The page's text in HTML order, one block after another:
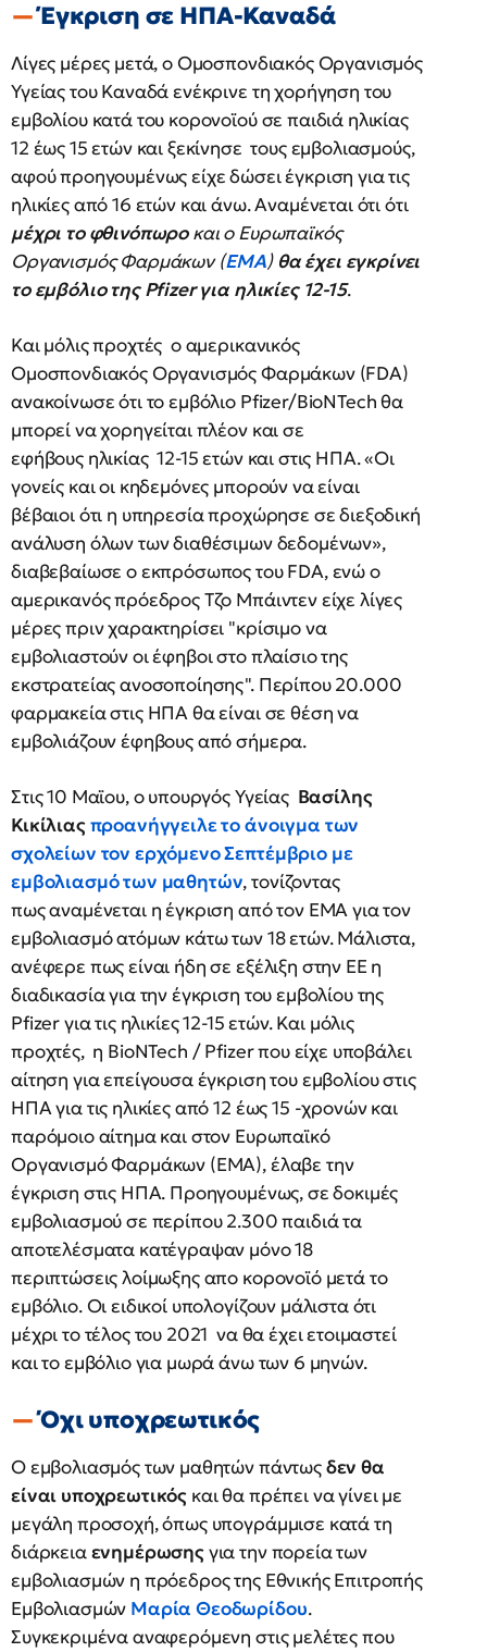
Έγκριση σε ΗΠΑ-Καναδά
Λίγες μέρες μετά, ο Ομοσπονδιακός Οργανισμός
Υγείας του Καναδά ενέκρινε τη χορήγηση του
εμβολίου κατά του κορονοϊού σε παιδιά ηλικίας
12 έως 15 ετών και ξεκίνησε τους εμβολιασμούς,
αφού προηγουμένως είχε δώσει έγκριση για τις
ηλικίες από 16 ετών και άνω. Αναμένεται ότι ότι
μέχρι το φθινόπωροκαι ο Ευρωπαϊκός
Οργανισμός Φαρμάκων (EMA) θα έχει εγκρίνει
το εμβόλιο της Pfizer για ηλικίες 12-15.
Και μόλις προχτές ο αμερικανικός
Ομοσπονδιακός Οργανισμός Φαρμάκων (FDA)
ανακοίνωσε ότι το εμβόλιο Pfizer/BioNTech θα
μπορεί να χορηγείται πλέον και σε
εφήβους ηλικίας 12-15 ετών και στις ΗΠΑ. «Οι
γονείς και οι κηδεμόνες μπορούν να είναι
βέβαιοι ότι η υπηρεσία προχώρησε σε διεξοδική
ανάλυση όλων των διαθέσιμων δεδομένων»,
διαβεβαίωσε ο εκπρόσωπος του FDA, ενώ ο
αμερικανός πρόεδρος Τζο Μπάιντεν είχε λίγες
μέρες πριν χαρακτηρίσει "κρίσιμο να
εμβολιαστούν οι έφηβοι στο πλαίσιο της
εκστρατείας ανοσοποίησης". Περίπου 20.000
φαρμακεία στις ΗΠΑ θα είναι σε θέση να
εμβολιάζουν έφηβους από σήμερα.
Στις 10 Μαϊου, ο υπουργός Υγείας Βασίλης
Κικίλιαςπροανήγγειλε το άνοιγμα των
σχολείων τον ερχόμενο Σεπτέμβριο με
εμβολιασμό των μαθητών, τονίζοντας
πως αναμένεται η έγκριση από τον ΕΜΑ για τον
εμβολιασμό ατόμων κάτω των 18 ετών. Μάλιστα,
ανέφερε πως είναι ήδη σε εξέλιξη στην ΕΕ η
διαδικασία για την έγκριση του εμβολίου της
Pfizer για τις ηλικίες 12-15 ετών. Και μόλις
προχτές, η BioNTech / Pfizer που είχε υποβάλει
αίτηση για επείγουσα έγκριση του εμβολίου στις
ΗΠΑ για τις ηλικίες από 12 έως 15 -χρονών και
παρόμοιο αίτημα και στον Ευρωπαϊκό
Οργανισμό Φαρμάκων (EMA), έλαβε την
έγκριση στις ΗΠΑ. Προηγουμένως, σε δοκιμές
εμβολιασμού σε περίπου 2.300 παιδιά τα
αποτελέσματα κατέγραψαν μόνο 18
περιπτώσεις λοίμωξης απο κορονοϊό μετά το
εμβόλιο. Οι ειδικοί υπολογίζουν μάλιστα ότι
μέχρι το τέλος του 2021 να θα έχει ετοιμαστεί
και το εμβόλιο για μωρά άνω των 6 μηνών.
Όχι υποχρεωτικός
Ο εμβολιασμός των μαθητών πάντωςδεν θα
είναι υποχρεωτικός και θα πρέπει να γίνει με
μεγάλη προσοχή, όπως υπογράμμισε κατά τη
διάρκειαενημέρωσηςγια την πορεία των
εμβολιασμών η πρόεδρος της Εθνικής Επιτροπής
Εμβολιασμών Μαρία Θεοδωρίδου.
Συγκεκριμένα αναφερόμενη στις μελέτες που